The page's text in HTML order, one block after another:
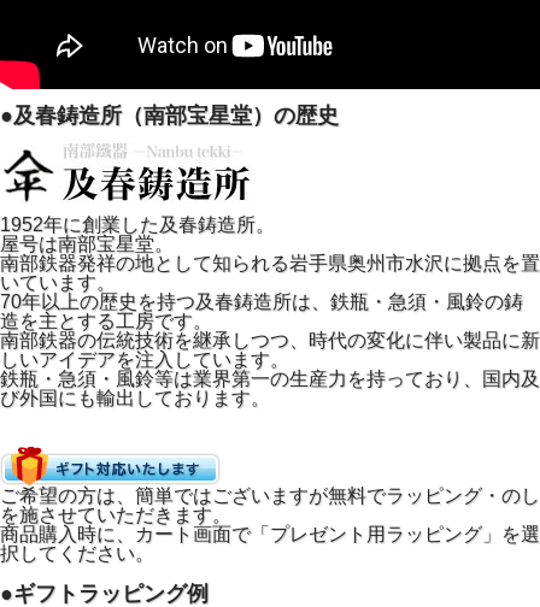
●及春鋳造所（南部宝星堂）の歴史
1952年に創業した及春鋳造所。
屋号は南部宝星堂。
南部鉄器発祥の地として知られる岩手県奥州市水沢に拠点を置
いています。
70年以上の歴史を持つ及春鋳造所は、鉄瓶・急須・風鈴の鋳
造を主とする工房です。
南部鉄器の伝統技術を継承しつつ、時代の変化に伴い製品に新
しいアイデアを注入しています。
鉄瓶・急須・風鈴等は業界第一の生産力を持っており、国内及
び外国にも輸出しております。
ご希望の方は、簡単ではございますが無料でラッピング・のし
を施させていただきます。
商品購入時に、カート画面で「プレゼント用ラッピング」を選
択してください。
●ギフトラッピング例